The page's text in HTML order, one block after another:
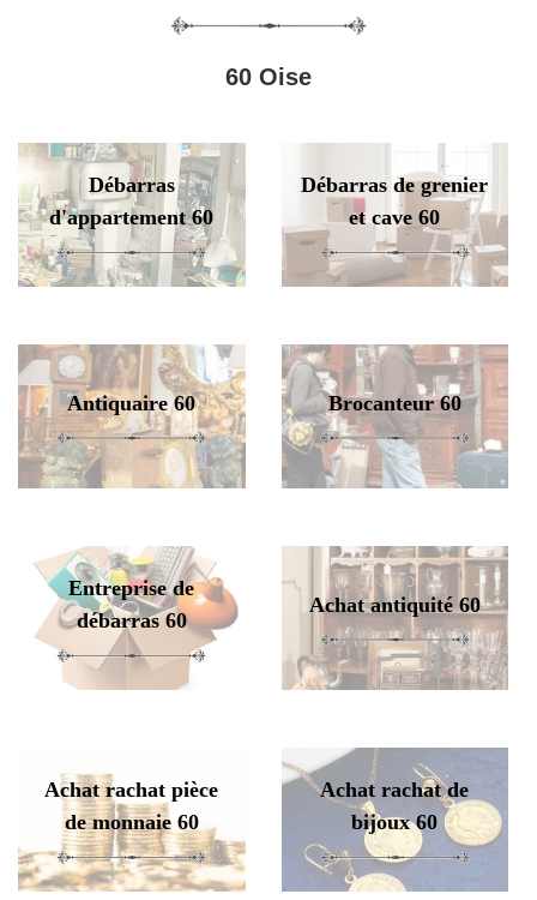
60 Oise
Débarras
d'appartement 60
Débarras de grenier
et cave 60
Antiquaire 60 Brocanteur 60
Entreprise de
débarras 60
Achat antiquité 60
Achat rachat pièce
de monnaie 60
Achat rachat de
bijoux 60